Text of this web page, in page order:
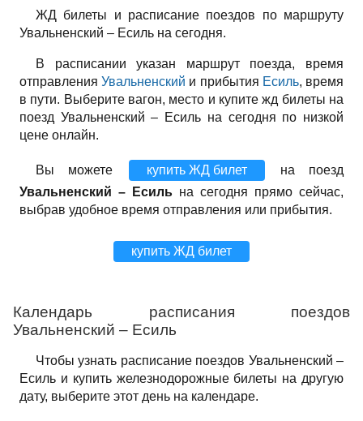
ЖД билеты и расписание поездов по маршруту
Увальненский – Есиль на сегодня.
В расписании указан маршрут поезда, время
отправленияУвальненский и прибытия Есиль, время
в пути. Выберите вагон, место и купите жд билеты на
поезд Увальненский – Есиль на сегодня по низкой
цене онлайн.
Вы можете купить ЖД билет
на поезд
Увальненский – Есиль на сегодня прямо сейчас,
выбрав удобное время отправления или прибытия.
купить ЖД билет
Календарь расписания поездов
Увальненский – Есиль
Чтобы узнать расписание поездов Увальненский –
Есиль и купить железнодорожные билеты на другую
дату, выберите этот день на календаре.